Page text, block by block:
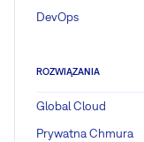
DevOps
ROZWIĄZANIA
Global Cloud
Prywatna Chmura